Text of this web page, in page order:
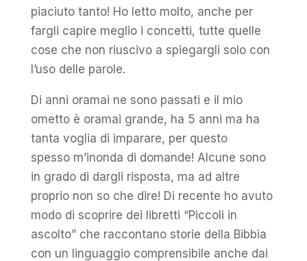
piaciuto tanto! Ho letto molto, anche per
fargli capire meglio i concetti, tutte quelle
cose che non riuscivo a spiegargli solo con
l’uso delle parole.
Di anni oramai ne sono passati e il mio
ometto è oramai grande, ha 5 anni ma ha
tanta voglia di imparare, per questo
spesso m’inonda di domande! Alcune sono
in grado di dargli risposta, ma ad altre
proprio non so che dire! Di recente ho avuto
modo di scoprire dei libretti “Piccoli in
ascolto” che raccontano storie della Bibbia
con un linguaggio comprensibile anche dai